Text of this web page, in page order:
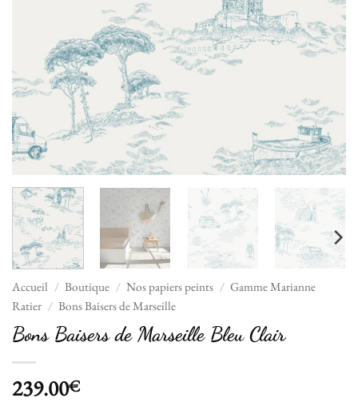
Accueil / Boutique / Nos papiers peints / Gamme Marianne
Ratier / Bons Baisers de Marseille
Bons Baisers de Marseille Bleu Clair
239.00€